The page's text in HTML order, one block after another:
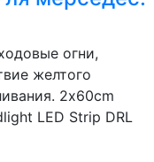
огни,
желтого
2x60cm
LED Strip DRL